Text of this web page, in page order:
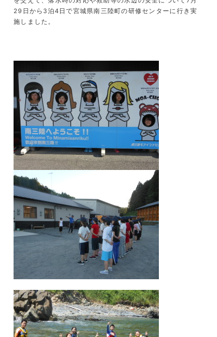
29日から3泊4日で宮城県南三陸町の研修センターに行き実
施しました。